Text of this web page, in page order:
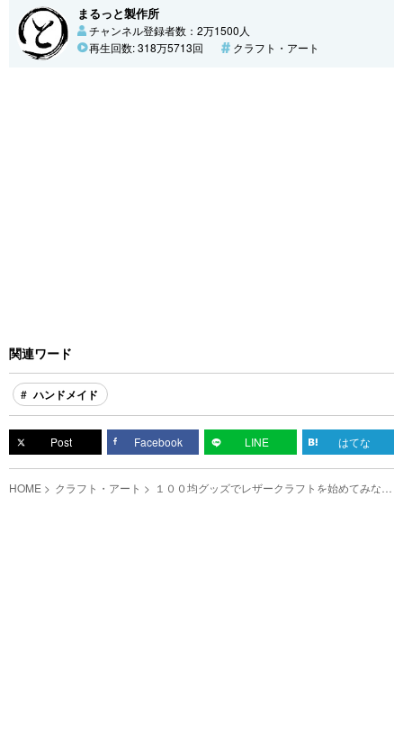
まるっと製作所
チャンネル登録者数：2万1500人
再生回数: 318万5713回
クラフト・アート
関連ワード
ハンドメイド
Post Facebook LINE はてな
HOME クラフト・アート １００均グッズでレザークラフトを始めてみな
い？ かわいい雑貨も作れる！